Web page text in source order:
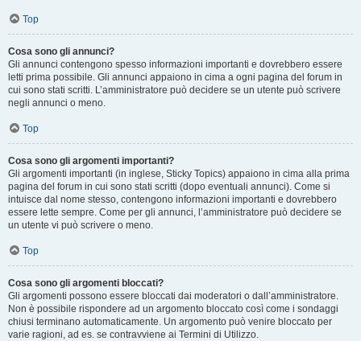
Top
Cosa sono gli annunci?
Gli annunci contengono spesso informazioni importanti e dovrebbero essere
letti prima possibile. Gli annunci appaiono in cima a ogni pagina del forum in
cui sono stati scritti. L’amministratore può decidere se un utente può scrivere
negli annunci o meno.
Top
Cosa sono gli argomenti importanti?
Gli argomenti importanti (in inglese, Sticky Topics) appaiono in cima alla prima
pagina del forum in cui sono stati scritti (dopo eventuali annunci). Come si
intuisce dal nome stesso, contengono informazioni importanti e dovrebbero
essere lette sempre. Come per gli annunci, l’amministratore può decidere se
un utente vi può scrivere o meno.
Top
Cosa sono gli argomenti bloccati?
Gli argomenti possono essere bloccati dai moderatori o dall’amministratore.
Non è possibile rispondere ad un argomento bloccato così come i sondaggi
chiusi terminano automaticamente. Un argomento può venire bloccato per
varie ragioni, ad es. se contravviene ai Termini di Utilizzo.